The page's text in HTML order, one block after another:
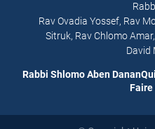
Rav Ovadia Yossef, Rav
Sitruk, Rav Chlomo
David
Rabbi Shlomo Aben Danan
Faire